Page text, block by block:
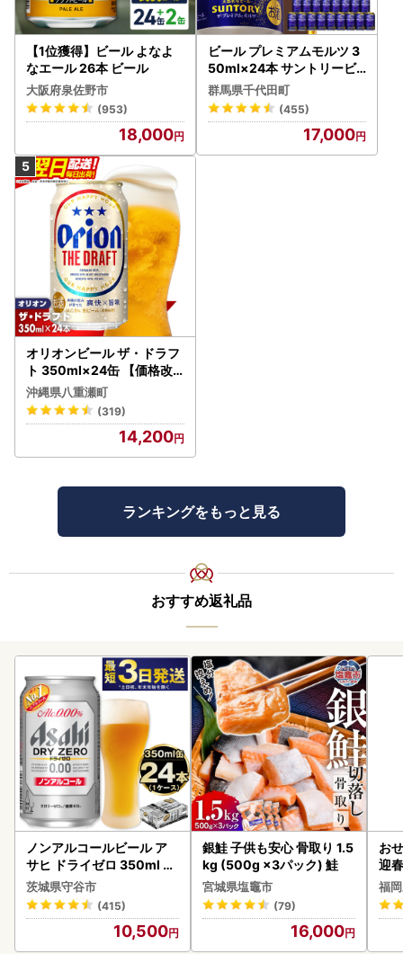
【1位獲得】ビール よなよ
なエール 26本 ビール
大阪府泉佐野市
(953)
18,000
ビール プレミアムモルツ 3
50ml×24本 サントリービ
ール
群馬県千代田町
(455)
17,000
オリオンビール ザ・ドラフ
ト 350ml×24缶 【価格改
定YI】
沖縄県八重瀬町
(319)
14,200
ランキングをもっと見る
おすすめ返礼品
ノンアルコールビール ア
サヒ ドライゼロ 350ml 24
本 ノンアル ビール asashi
守谷市
茨城県守谷市
(415)
10,500
銀鮭 子供も安心 骨取り 1.5
kg (500g ×3パック) 鮭
宮城県塩竈市
(79)
16,000
お
迎
福